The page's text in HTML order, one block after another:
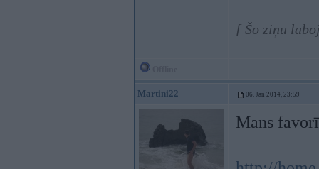
[ Šo ziņu
Martini22 06. Jan 2014, 23:59
Mans